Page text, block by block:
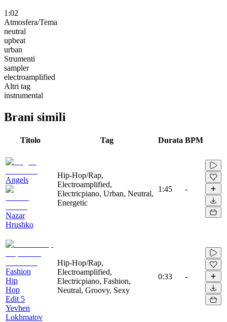
1:02
Atmosfera/Tema
neutral
upbeat
urban
Strumenti
sampler
electroamplified
Altri tag
instrumental
Brani simili
Titolo Tag Durata BPM
Angels
Nazar
Hrushko
Hip-Hop/Rap,
Electroamplified,
Electricpiano, Urban, Neutral,
Energetic
1:45 -
Fashion
Hip
Hop
Edit 5
Yevhen
Lokhmatov
Hip-Hop/Rap,
Electroamplified,
Electricpiano, Fashion,
Neutral, Groovy, Sexy
0:33 -